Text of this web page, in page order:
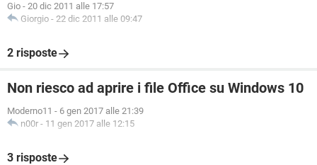
Gio - 20 dic 2011 alle 17:57
Giorgio - 22 dic 2011 alle 09:47
2 risposte
Non riesco ad aprire i file Office su Windows 10
Moderno11 - 6 gen 2017 alle 21:39
n00r - 11 gen 2017 alle 12:15
3 risposte